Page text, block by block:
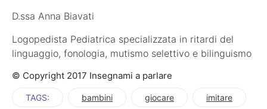
D.ssa Anna Biavati
Logopedista Pediatrica specializzata in ritardi del
linguaggio, fonologia, mutismo selettivo e bilinguismo
© Copyright 2017 Insegnami a parlare
TAGS: bambini giocare imitare